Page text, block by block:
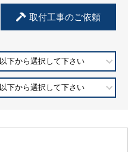
取付工事のご依頼
以下から選択して下さい
以下から選択して下さい